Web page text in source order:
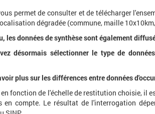
permet de consulter et de télécharger
dégradée (commune, maille
les données de synthèse sont également
désormais sélectionner le type de
plus sur les différences entre données
fonction de l'échelle de restitution choisie, il
en compte. Le résultat de l'interrogation